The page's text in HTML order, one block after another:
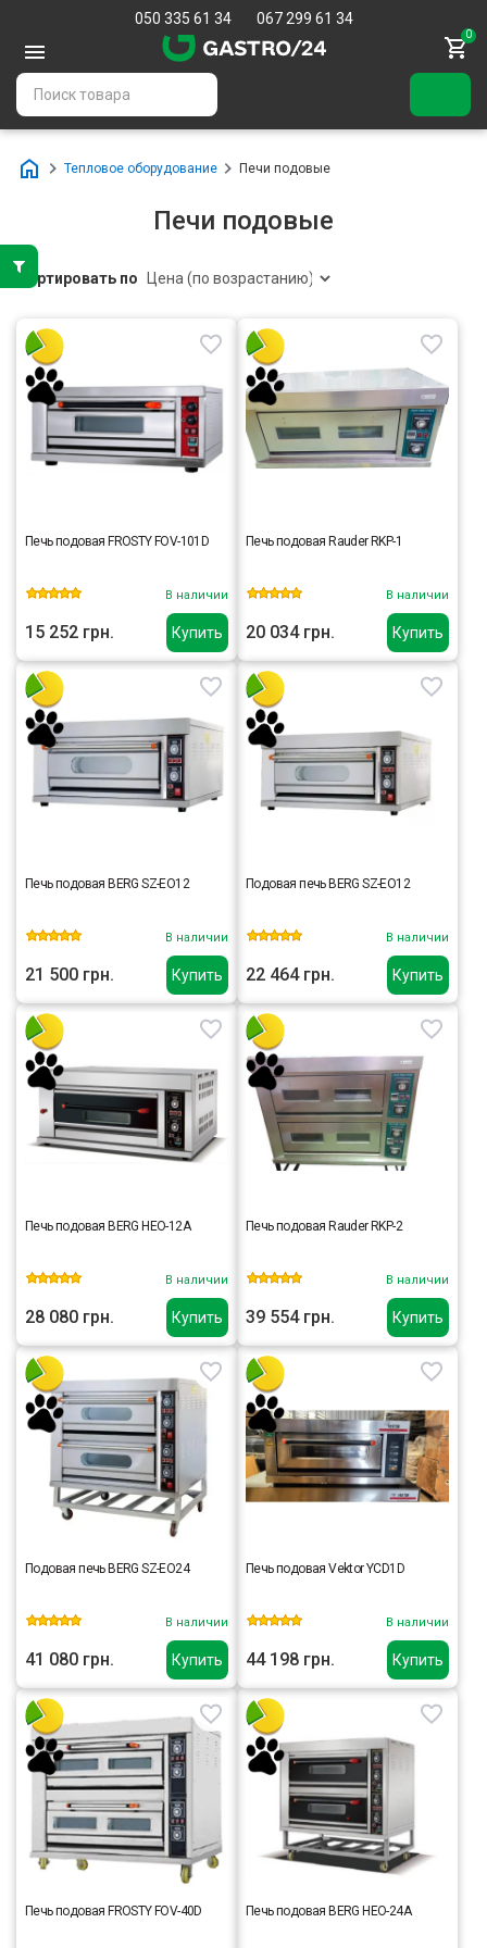
050 335 61 34 067 299 61 34
0
Тепловое оборудование Печи подовые
Печи подовые
Сортировать по
Купить
Печь подовая FROSTY FOV-101D
В наличии
15 252 грн. Купить
Печь подовая Rauder RKP-1
В наличии
20 034 грн.
Купить
Печь подовая BERG SZ-EO12
В наличии
21 500 грн. Купить
Подовая печь BERG SZ-EO12
В наличии
22 464 грн.
Купить
Печь подовая BERG HEO-12A
В наличии
28 080 грн. Купить
Печь подовая Rauder RKP-2
В наличии
39 554 грн.
Купить
Подовая печь BERG SZ-EO24
В наличии
41 080 грн. Купить
Печь подовая Vektor YCD1D
В наличии
44 198 грн.
Печь подовая FROSTY FOV-40D Печь подовая BERG HEO-24A